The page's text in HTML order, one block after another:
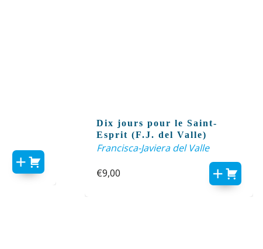
Dix jours pour le Saint-
Esprit (F.J. del Valle)
Francisca-Javiera del Valle
€9,00